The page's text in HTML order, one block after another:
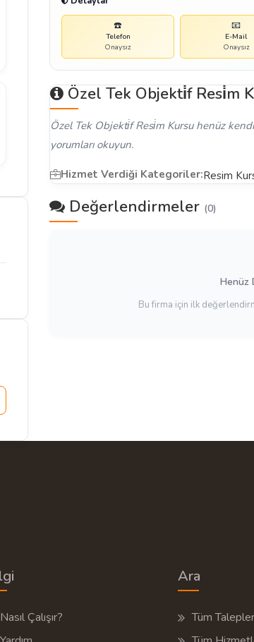
☎️
Telefon
Onaysız
📧
E-Mail
Onaysız
Özel Tek Objekti̇f Resi̇m
Özel Tek Objekti̇f Resi̇m Kursu henüz
yorumları okuyun.
Hizmet Verdiği Kategoriler:Resim
Değerlendirmeler (0)
Henüz
Bu firma için ilk
Nasıl Çalışır?
Ara
Tüm Talepler